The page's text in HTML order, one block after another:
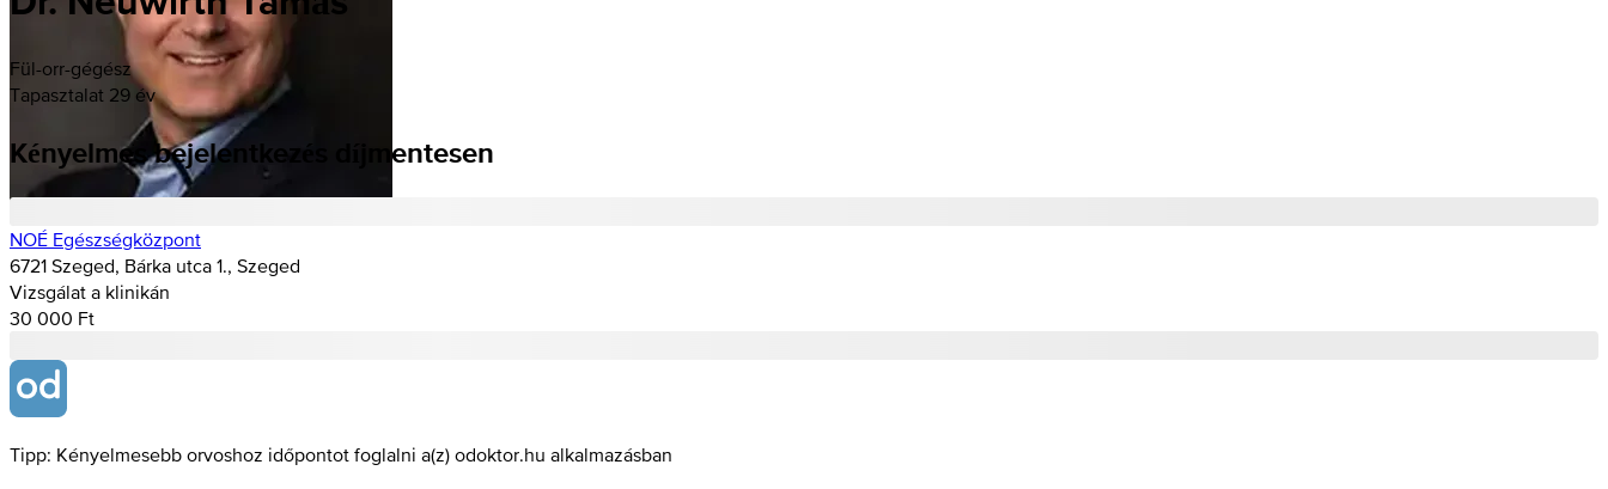
Fül-orr-gégész
Tapasztalat 29 év
Kényelmes bejelentkezés díjmentesen
NOÉ Egészségközpont
6721 Szeged, Bárka utca 1., Szeged
Vizsgálat a klinikán
30 000 Ft
Tipp: Kényelmesebb orvoshoz időpontot foglalni a(z) odoktor.hu alkalmazásban